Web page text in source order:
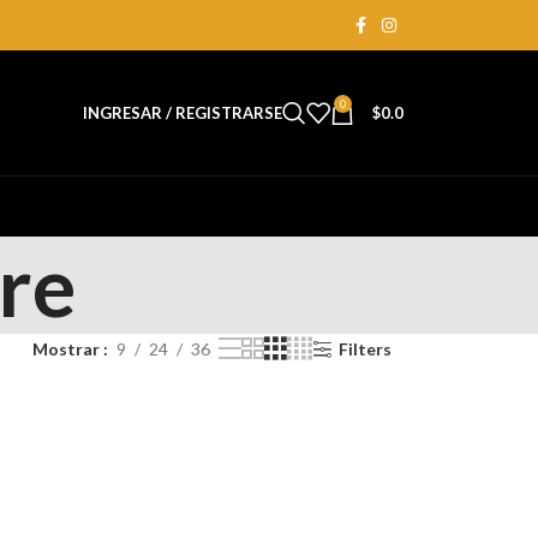
INGRESAR / REGISTRARSE 0 $0.0
Mostrar 9 24 36 Filters